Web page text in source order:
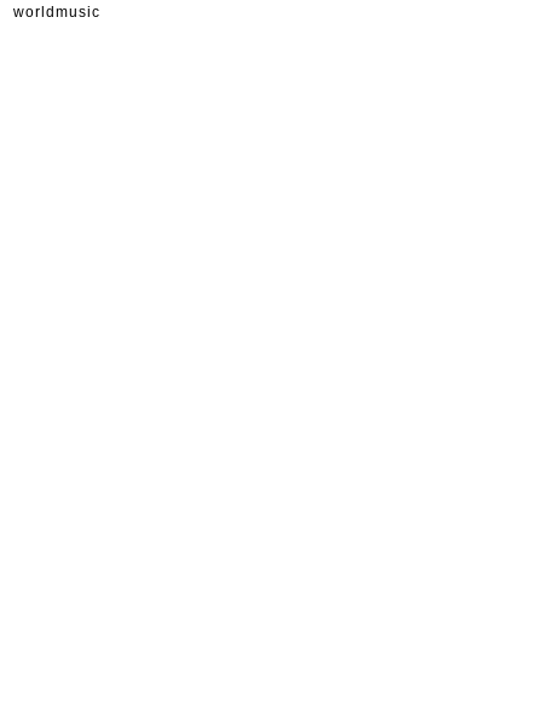
worldmusic